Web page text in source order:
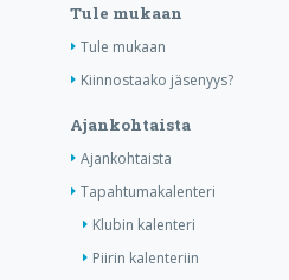
Tule mukaan
Tule mukaan
Kiinnostaako jäsenyys?
Ajankohtaista
Ajankohtaista
Tapahtumakalenteri
Klubin kalenteri
Piirin kalenteriin